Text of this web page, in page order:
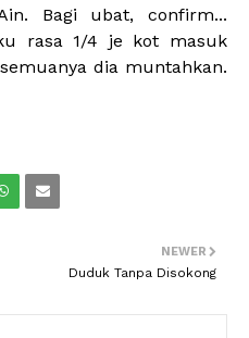
Bagi ubat, confirm...
rasa 1/4 je kot masuk
dia muntahkan.
NEWER
Duduk Tanpa Disokong